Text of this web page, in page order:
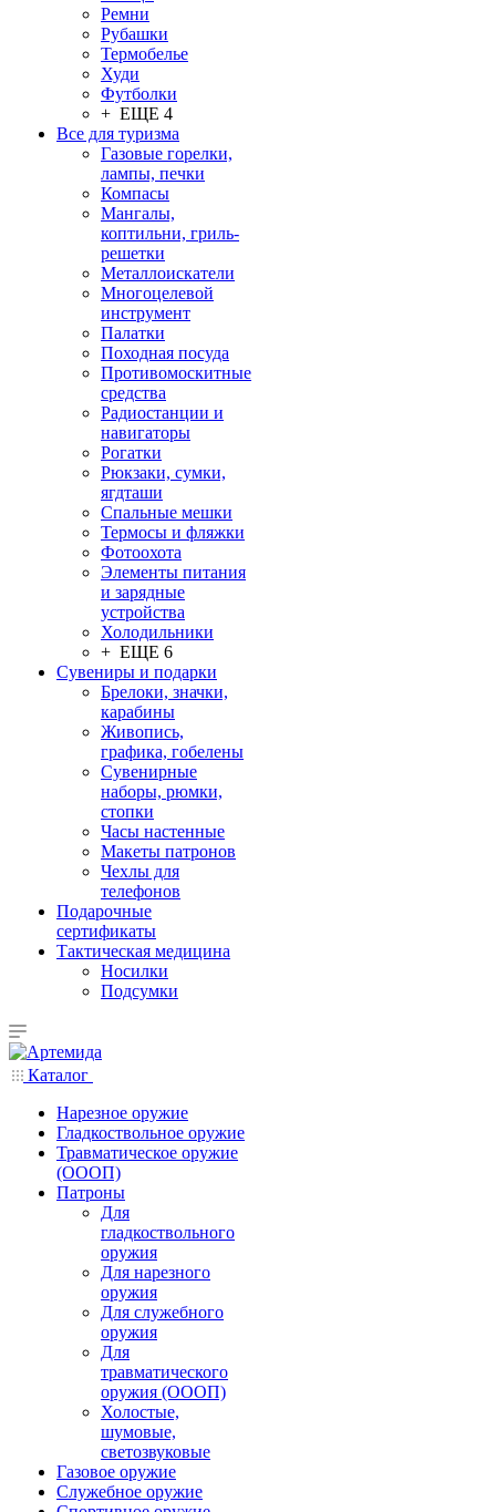
Ремни
Рубашки
Термобелье
Худи
Футболки
+ ЕЩЕ 4
Все для туризма
Газовые горелки,
лампы, печки
Компасы
Мангалы,
коптильни, гриль-
решетки
Металлоискатели
Многоцелевой
инструмент
Палатки
Походная посуда
Противомоскитные
средства
Радиостанции и
навигаторы
Рогатки
Рюкзаки, сумки,
ягдташи
Спальные мешки
Термосы и фляжки
Фотоохота
Элементы питания
и зарядные
устройства
Холодильники
+ ЕЩЕ 6
Сувениры и подарки
Брелоки, значки,
карабины
Живопись,
графика, гобелены
Сувенирные
наборы, рюмки,
стопки
Часы настенные
Макеты патронов
Чехлы для
телефонов
Подарочные
сертификаты
Тактическая медицина
Носилки
Подсумки
Каталог
Нарезное оружие
Гладкоствольное оружие
Травматическое оружие
(ОООП)
Патроны
Для
гладкоствольного
оружия
Для нарезного
оружия
Для служебного
оружия
Для
травматического
оружия (ОООП)
Холостые,
шумовые,
светозвуковые
Газовое оружие
Служебное оружие